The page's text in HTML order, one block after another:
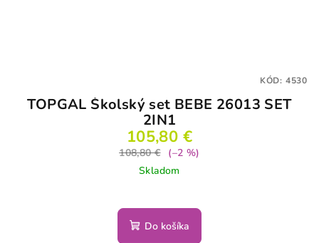
TOPGAL Školský set BEBE 26013 SET
2IN1
105,80 €
108,80 €
(–2 %)
Skladom
Do košíka
KÓD: 4530